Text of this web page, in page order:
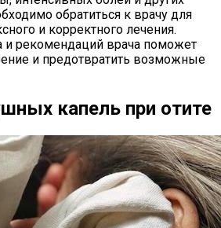
обратиться к врачу для
и корректного лечения.
рекомендаций врача поможет
и предотвратить возможные
капель при отите